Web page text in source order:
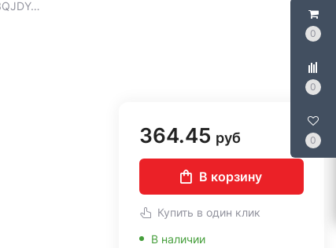
0
0
0
Скважинный насос Aquor 3QJDY4/14
364.45 руб
В корзину
Купить в один клик
В наличии